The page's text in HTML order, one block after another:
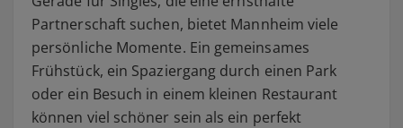
Partnerschaft suchen, bietet Mannheim viele
persönliche Momente. Ein gemeinsames
Frühstück, ein Spaziergang durch einen Park
oder ein Besuch in einem kleinen Restaurant
können viel schöner sein als ein perfekt